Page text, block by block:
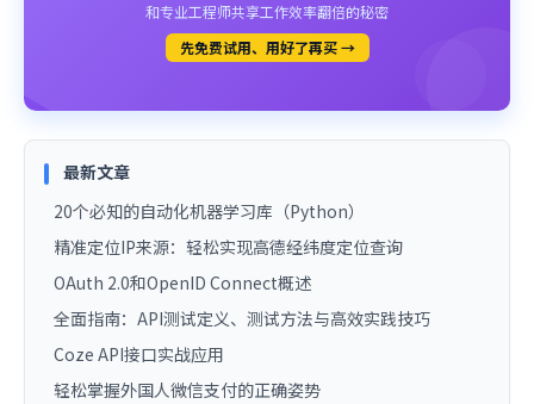
和专业工程师共享工作效率翻倍的秘密
先免费试用、用好了再买 →
最新文章
20个必知的自动化机器学习库（Python）
精准定位IP来源：轻松实现高德经纬度定位查询
OAuth 2.0和OpenID Connect概述
全面指南：API测试定义、测试方法与高效实践技巧
Coze API接口实战应用
轻松掌握外国人微信支付的正确姿势